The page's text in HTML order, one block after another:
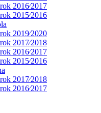
2016⁄2017
2015⁄2016
2019⁄2020
2017⁄2018
2016⁄2017
2015⁄2016
2017⁄2018
2016⁄2017